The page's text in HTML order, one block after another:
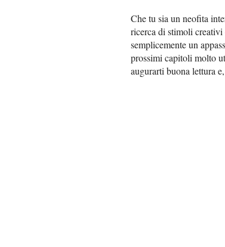
Che tu sia un neofita
ricerca di stimoli creativi
semplicemente un
prossimi capitoli molto
augurarti buona lettura